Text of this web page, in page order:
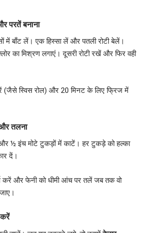
परतें बनाना
में बाँट लें। एक हिस्सा लें और पतली रोटी बेलें।
का मिश्रण लगाएं। दूसरी रोटी रखें और फिर वही
(जैसे स्विस रोल) और 20 मिनट के लिए फ्रिज में
तलना
और ½ इंच मोटे टुकड़ों में काटें। हर टुकड़े को हल्का
दें।
करें और फेनी को धीमी आंच पर तलें जब तक वो